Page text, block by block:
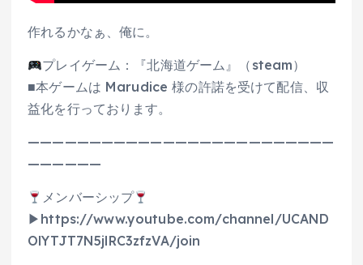
作れるかなぁ、俺に。
プレイゲーム：『北海道ゲーム』（steam）
■本ゲームは Marudice 様の許諾を受けて配信、収
益化を行っております。
—————————————————————————
——————
メンバーシップ
▶https://www.youtube.com/channel/UCAND
OlYTJT7N5jlRC3zfzVA/join